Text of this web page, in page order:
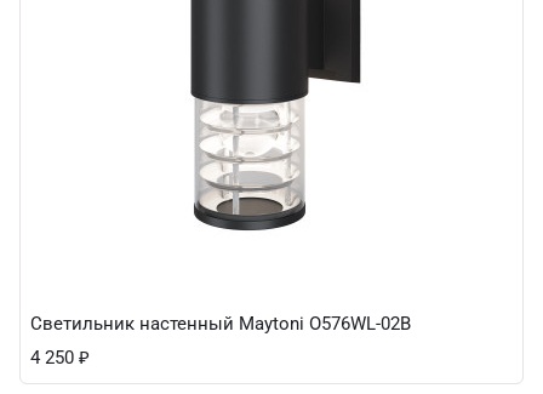
Светильник настенный Maytoni O576WL-02B
4 250 ₽